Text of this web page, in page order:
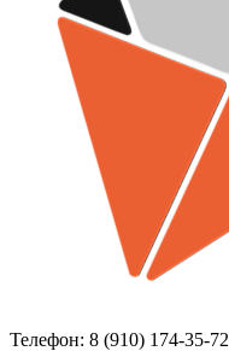
Телефон: 8 (910) 174-35-72